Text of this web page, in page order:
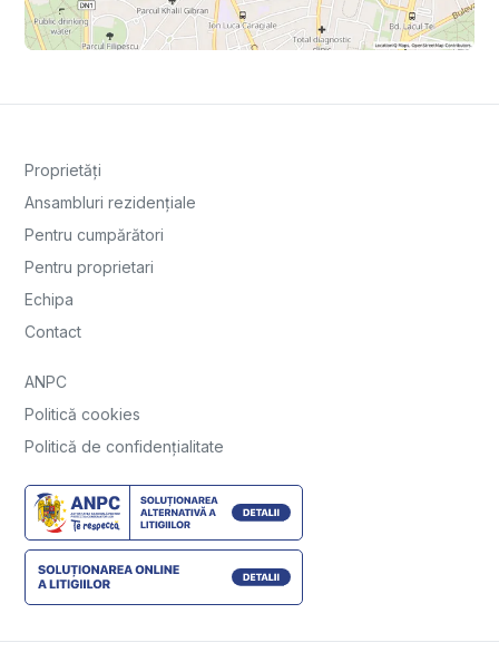
Proprietăți
Ansambluri rezidențiale
Pentru cumpărători
Pentru proprietari
Echipa
Contact
ANPC
Politică cookies
Politică de confidențialitate